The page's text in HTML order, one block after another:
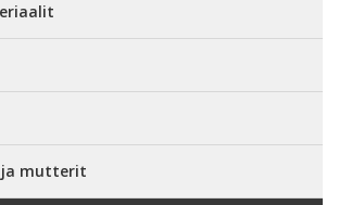
ja mutterit